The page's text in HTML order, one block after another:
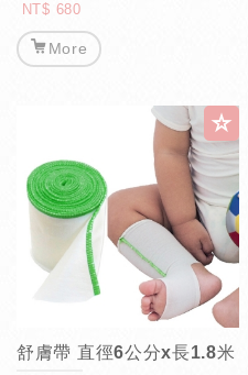
NT$ 680
More
舒膚帶 直徑6公分x長1.8米